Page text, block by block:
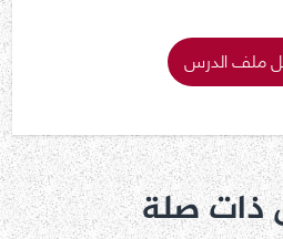
ملف الدرس
ذات صلة